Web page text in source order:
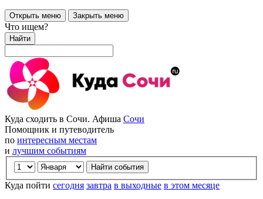
Открыть меню Закрыть меню
Что ищем?
Найти
Куда сходить в Сочи. Афиша Сочи
Помощник и путеводитель
по интересным местам
и лучшим событиям
Куда пойти сегодня завтра в выходные в этом месяце